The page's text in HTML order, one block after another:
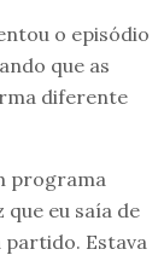
o episódio
que as
diferente
programa
eu saía de
partido. Estava